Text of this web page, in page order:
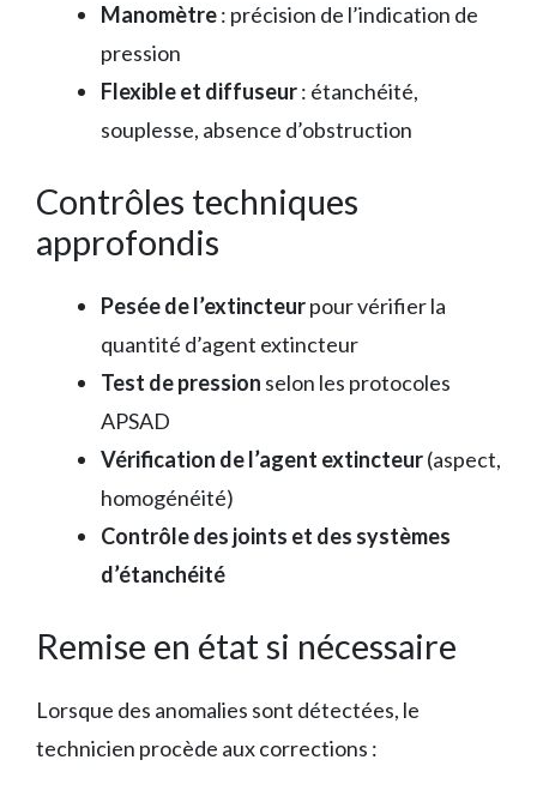
Manomètre: précision de l’indication de
pression
Flexible et diffuseur: étanchéité,
souplesse, absence d’obstruction
Contrôles techniques
approfondis
Pesée de l’extincteurpour vérifier la
quantité d’agent extincteur
Test de pression selon les protocoles
APSAD
Vérification de l’agent extincteur(aspect,
homogénéité)
Contrôle des joints et des systèmes
d’étanchéité
Remise en état si nécessaire
Lorsque des anomalies sont détectées, le
technicien procède aux corrections :